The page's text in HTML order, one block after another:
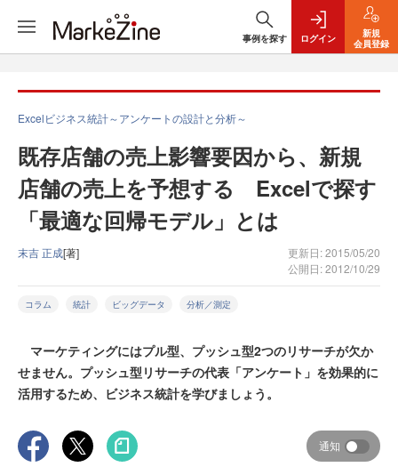
事例を探す ログイン
新規
会員登録
Excelビジネス統計～アンケートの設計と分析～
既存店舗の売上影響要因から、新規
店舗の売上を予想する Excelで探す
「最適な回帰モデル」とは
末吉 正成[著]
更新日: 2015/05/20
公開日: 2012/10/29
コラム 統計 ビッグデータ 分析／測定
マーケティングにはプル型、プッシュ型2つのリサーチが欠か
せません。プッシュ型リサーチの代表「アンケート」を効果的に
活用するため、ビジネス統計を学びましょう。
通知